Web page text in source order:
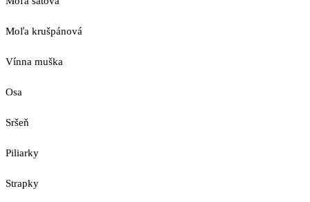
Moľa krušpánová
Vínna muška
Osa
Sršeň
Piliarky
Strapky